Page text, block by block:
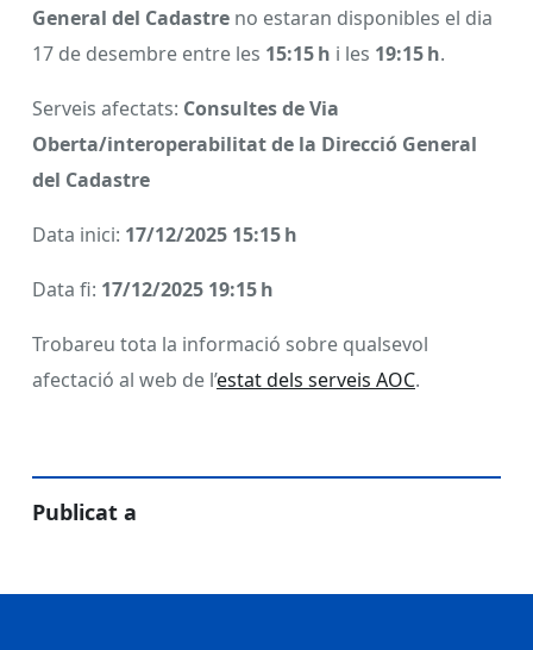
General del Cadastre no estaran disponibles el dia
17 de desembre entre les 15:15 h i les 19:15 h.
Serveis afectats: Consultes de Via
Oberta/interoperabilitat de la Direcció General
del Cadastre
Data inici: 17/12/2025 15:15 h
Data fi: 17/12/2025 19:15 h
Trobareu tota la informació sobre qualsevol
afectació al web de l’estat dels serveis AOC.
Publicat a